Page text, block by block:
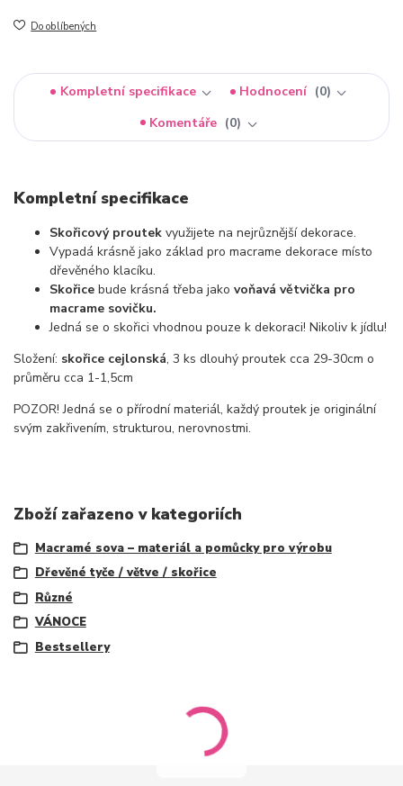
Do oblíbených
Kompletní specifikace Hodnocení
0
Komentáře
0
Kompletní specifikace
Skořicový proutek využijete na nejrůznější dekorace.
Vypadá krásně jako základ pro macrame dekorace místo
dřevěného klacíku.
Skořice bude krásná třeba jako voňavá větvička pro
macrame sovičku.
Jedná se o skořici vhodnou pouze k dekoraci! Nikoliv k jídlu!
Složení: skořice cejlonská, 3 ks dlouhý proutek cca 29-30cm o
průměru cca 1-1,5cm
POZOR! Jedná se o přírodní materiál, každý proutek je originální
svým zakřivením, strukturou, nerovnostmi.
Zboží zařazeno v kategoriích
Macramé sova – materiál a pomůcky pro výrobu
Dřevěné tyče / větve / skořice
Různé
VÁNOCE
Bestsellery